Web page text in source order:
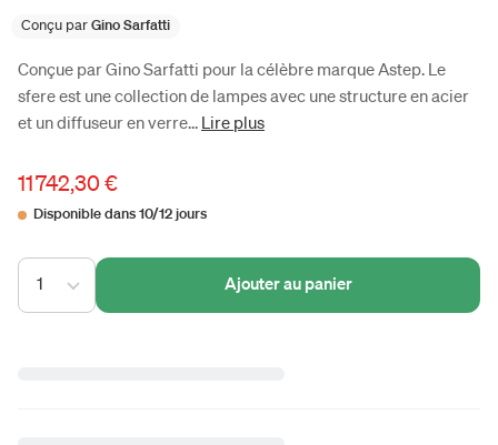
Conçu parGino Sarfatti
Conçue par Gino Sarfatti pour la célèbre marque Astep. Le
sfere est une collection de lampes avec une structure en acier
et un diffuseur en verre... Lire plus
11 742,30 €
Disponible dans 10/12 jours
1 Ajouter au panier